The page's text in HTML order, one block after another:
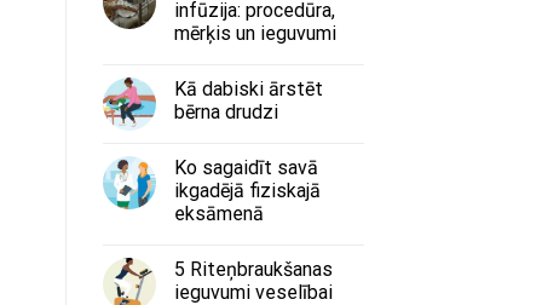
infūzija: procedūra,
mērķis un ieguvumi
Kā dabiski ārstēt
bērna drudzi
Ko sagaidīt savā
ikgadējā fiziskajā
eksāmenā
5 Riteņbraukšanas
ieguvumi veselībai